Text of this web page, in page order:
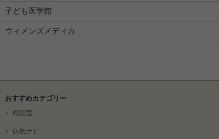
子ども医学館
ウィメンズメディカ
おすすめカテゴリー
相談室
病気ナビ